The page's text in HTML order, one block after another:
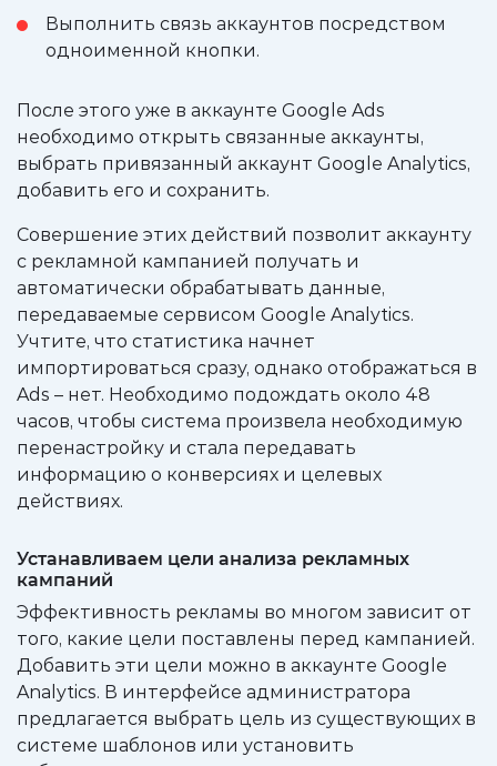
Выполнить связь аккаунтов посредством
одноименной кнопки.
После этого уже в аккаунте Google Ads
необходимо открыть связанные аккаунты,
выбрать привязанный аккаунт Google Analytics,
добавить его и сохранить.
Совершение этих действий позволит аккаунту
с рекламной кампанией получать и
автоматически обрабатывать данные,
передаваемые сервисом Google Analytics.
Учтите, что статистика начнет
импортироваться сразу, однако отображаться в
Ads – нет. Необходимо подождать около 48
часов, чтобы система произвела необходимую
перенастройку и стала передавать
информацию о конверсиях и целевых
действиях.
Устанавливаем цели анализа рекламных
кампаний
Эффективность рекламы во многом зависит от
того, какие цели поставлены перед кампанией.
Добавить эти цели можно в аккаунте Google
Analytics. В интерфейсе администратора
предлагается выбрать цель из существующих в
системе шаблонов или установить